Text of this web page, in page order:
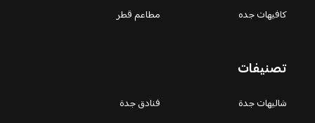
كافيهات جده
مطاعم قطر
تصنيفات
شاليهات جدة
فنادق جدة